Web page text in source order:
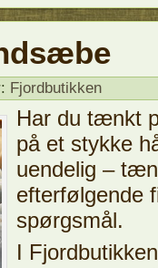
Fjordbutikken
Har du tænkt
på et stykke
uendelig –
efterfølgende
spørgsmål.
I